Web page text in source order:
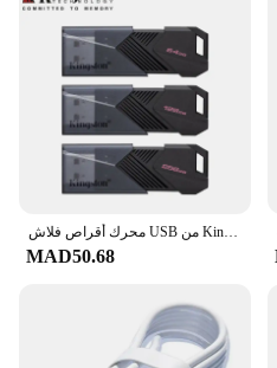
محرك أقراص فلاش USB من Kingston DataTraveler Exodia Onyx بسعة 64 جيجابايت و128 جيجابايت و256 جيجابايت USB 3.2 Gen 1 محرك أقراص فلاش DTXOM أسود للكمبيوتر
MAD50.68